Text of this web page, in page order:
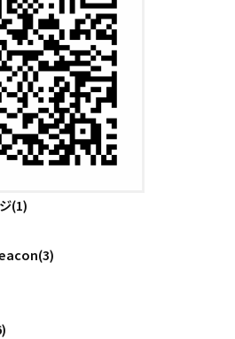
(1)
(3)